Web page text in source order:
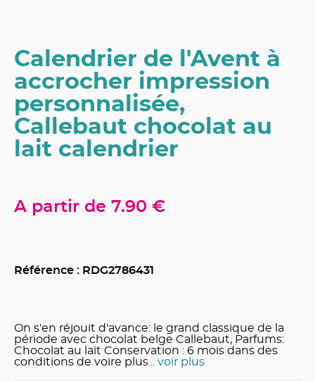
Calendrier de l'Avent à
accrocher impression
personnalisée,
Callebaut chocolat au
lait calendrier
A partir de 7.90 €
Référence : RDG2786431
On s'en réjouit d'avance: le grand classique de la
période avec chocolat belge Callebaut, Parfums:
Chocolat au lait Conservation : 6 mois dans des
conditions de voire plus... voir plus